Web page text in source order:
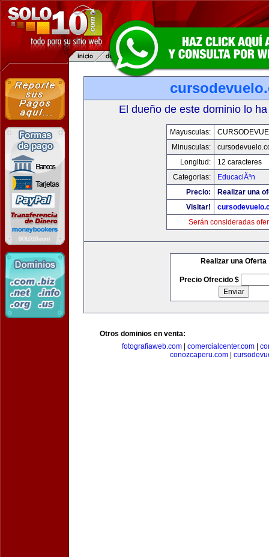
El dueño de este dominio lo
Mayusculas:
Minusculas:
Longitud:
12 caracteres
Categorias:
EducaciÃ³n
Precio:
Realizar una
Visitar!
Serán consideradas
Realizar una Oferta
Precio Ofrecido $
Otros dominios en venta:
fotografiaweb.com| comercialcenter.com|
conozcaperu.com